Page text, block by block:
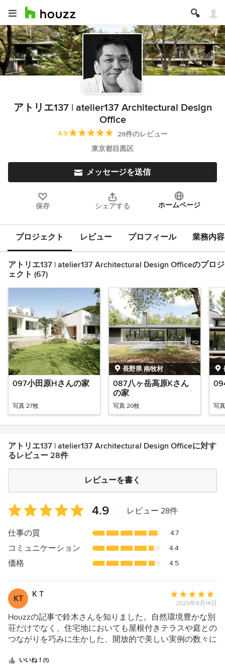
アトリエ137 | atelier137 Architectural Design
Office
平均評価：5つ星中 星4.9
4.9
28件のレビュー
東京都目黒区
メッセージを送信
保存 シェアする ホームページ
プロジェクト レビュー プロフィール 業務内容
アトリエ137 | atelier137 Architectural Design Officeのプロジ
ェクト (67)
097小田原Hさんの家
写真 27枚
長野県 南牧村
087八ヶ岳高原Kさん
の家
写真 20枚 写
アトリエ137 | atelier137 Architectural Design Officeに対す
るレビュー 28件
レビューを書く
平
均
評
5
つ
星
4.9
4.9 レビュー 28件
仕事の質 4.7
コミュニケーション 4.4
価格 4.5
KT K T
平
均
評
価：
5
2025年8月14日
Houzzの記事で鈴木さんを知りました。自然環境豊かな別
荘だけでなく、住宅地においても屋根付きテラスや庭との
つながりを巧みに生かした、開放的で美しい実例の数々に
敷地で「開放的に暮らしたい、でもプライバシーも守りた
いいね！(1)